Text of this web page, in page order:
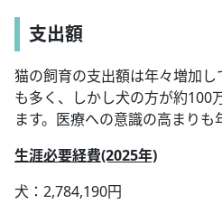
支出額
猫の飼育の支出額は年々増加し
も多く、しかし犬の方が約100
ます。医療への意識の高まりも
生涯必要経費(2025年)
犬：2,784,190円